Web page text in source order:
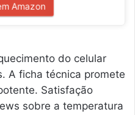
Amazon
do celular
A ficha técnica promete
Satisfação
sobre a temperatura